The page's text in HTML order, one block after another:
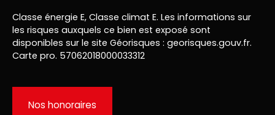
Classe énergie E, Classe climat E. Les informations sur
les risques auxquels ce bien est exposé sont
disponibles sur le site Géorisques : georisques.gouv.fr.
Carte pro. 57062018000033312
Nos honoraires